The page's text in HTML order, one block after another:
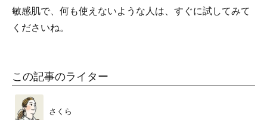
敏感肌で、何も使えないような人は、すぐに試してみて
くださいね。
この記事のライター
さくら